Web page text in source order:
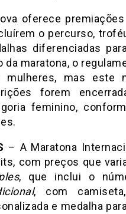
oferece
o percurso,
diferenciadas
da maratona, o
mulheres, mas este
forem
feminino,
– A Maratona
com preços que
, que inclui o
, com
e medalha